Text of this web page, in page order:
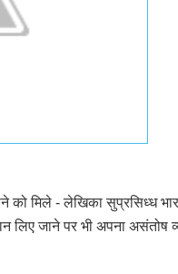
मिले - लेखिका सुप्रसिध्ध
लिए जाने पर भी अपना असंतोष